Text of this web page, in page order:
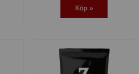
Köp »